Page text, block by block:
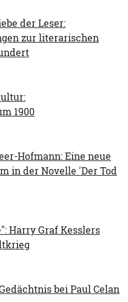
der Leser:
zur literarischen
1900
Hofmann: Eine neue
in der Novelle 'Der Tod
Harry Graf Kesslers
bei Paul Celan